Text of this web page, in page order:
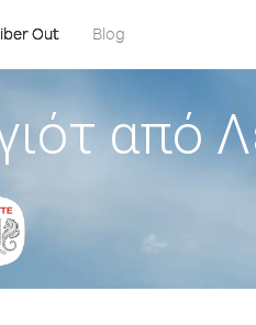
Out Blog
από